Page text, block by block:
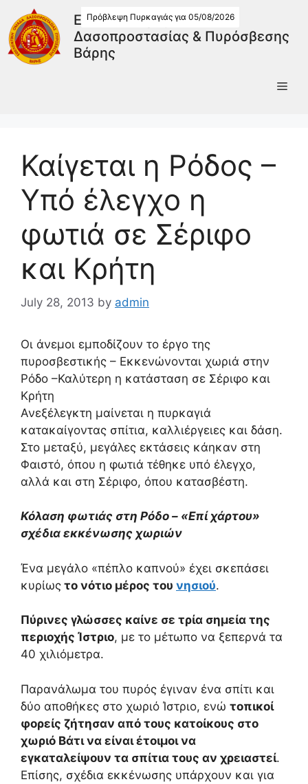
Εθελοντική Ομάδα
Δασοπροστασίας & Πυρόσβεσης
Βάρης
Πρόβλεψη Πυρκαγιάς για 05/08/2026
Καίγεται η Ρόδος –
Υπό έλεγχο η
φωτιά σε Σέριφο
και Κρήτη
July 28, 2013 by admin
Οι άνεμοι εμποδίζουν το έργο της
πυροσβεστικής – Εκκενώνονται χωριά στην
Ρόδο –Καλύτερη η κατάσταση σε Σέριφο και
Κρήτη
Ανεξέλεγκτη μαίνεται η πυρκαγιά
κατακαίγοντας σπίτια, καλλιέργειες και δάση.
Στο μεταξύ, μεγάλες εκτάσεις κάηκαν στη
Φαιστό, όπου η φωτιά τέθηκε υπό έλεγχο,
αλλά και στη Σέριφο, όπου κατασβέστη.
Κόλαση φωτιάς στη Ρόδο – «Επί χάρτου»
σχέδια εκκένωσης χωριών
Ένα μεγάλο «πέπλο καπνού» έχει σκεπάσει
κυρίως το νότιο μέρος του νησιού.
Πύρινες γλώσσες καίνε σε τρία σημεία της
περιοχής Ίστριο, με το μέτωπο να ξεπερνά τα
40 χιλιόμετρα.
Παρανάλωμα του πυρός έγιναν ένα σπίτι και
δύο αποθήκες στο χωριό Ίστριο, ενώ τοπικοί
φορείς ζήτησαν από τους κατοίκους στο
χωριό Βάτι να είναι έτοιμοι να
εγκαταλείψουν τα σπίτια τους αν χρειαστεί.
Επίσης, σχέδια εκκένωσης υπάρχουν και για